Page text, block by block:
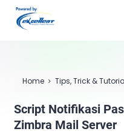
Home Tips, Trick &
Script Notifikasi
Zimbra Mail Server